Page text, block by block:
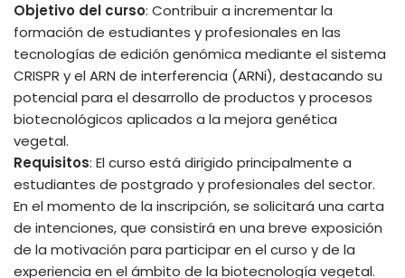
Objetivo del curso: Contribuir a incrementar la
formación de estudiantes y profesionales en las
tecnologías de edición genómica mediante el sistema
CRISPR y el ARN de interferencia (ARNi), destacando su
potencial para el desarrollo de productos y procesos
biotecnológicos aplicados a la mejora genética
vegetal.
Requisitos: El curso está dirigido principalmente a
estudiantes de postgrado y profesionales del sector.
En el momento de la inscripción, se solicitará una carta
de intenciones, que consistirá en una breve exposición
de la motivación para participar en el curso y de la
experiencia en el ámbito de la biotecnología vegetal.